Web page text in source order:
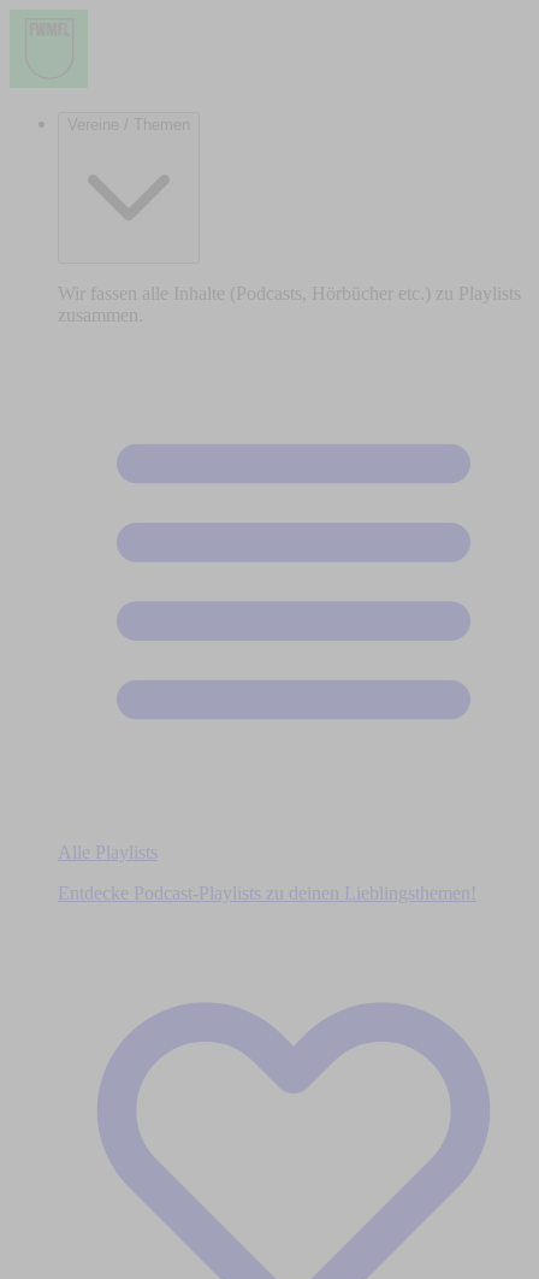
Vereine / Themen
Wir fassen alle Inhalte (Podcasts, Hörbücher etc.) zu Playlists
zusammen.
Alle Playlists
Entdecke Podcast-Playlists zu deinen Lieblingsthemen!